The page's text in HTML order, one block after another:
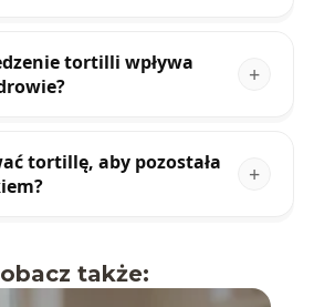
tortilli wpływa
tortillę, aby pozostała
także: